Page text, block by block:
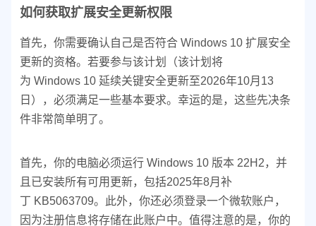
如何获取扩展安全更新权限
首先，你需要确认自己是否符合 Windows 10 扩展安全
更新的资格。若要参与该计划（该计划将
为 Windows 10 延续关键安全更新至2026年10月13
日），必须满足一些基本要求。幸运的是，这些先决条
件非常简单明了。
首先，你的电脑必须运行 Windows 10 版本 22H2，并
且已安装所有可用更新，包括2025年8月补
丁 KB5063709。此外，你还必须登录一个微软账户，
因为注册信息将存储在此账户中。值得注意的是，你的